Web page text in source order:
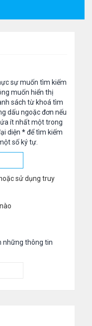
sự muốn tìm kiếm
muốn hiển thị
sách từ khoá tìm
dấu ngoặc đơn nếu
ít nhất một trong
diện *để tìm kiếm
số ký tự.
sử dụng truy
những thông tin